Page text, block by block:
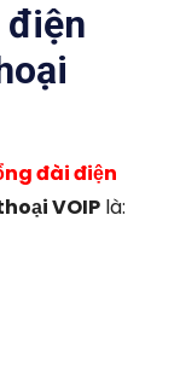
đài điện
VOIP là: